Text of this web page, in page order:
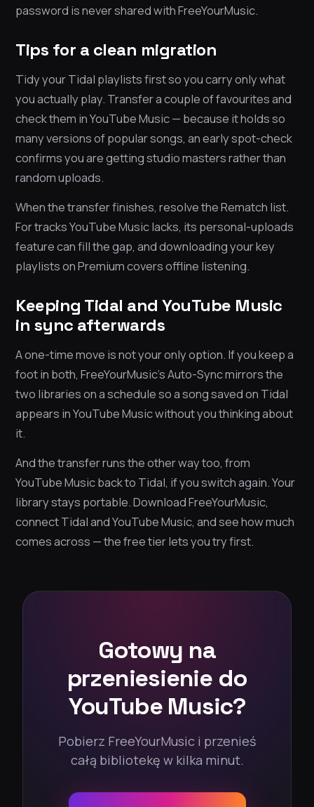
password is never shared with FreeYourMusic.
Tips for a clean migration
Tidy your Tidal playlists first so you carry only what
you actually play. Transfer a couple of favourites and
check them in YouTube Music — because it holds so
many versions of popular songs, an early spot-check
confirms you are getting studio masters rather than
random uploads.
When the transfer finishes, resolve the Rematch list.
For tracks YouTube Music lacks, its personal-uploads
feature can fill the gap, and downloading your key
playlists on Premium covers offline listening.
Keeping Tidal and YouTube Music
in sync afterwards
A one-time move is not your only option. If you keep a
foot in both, FreeYourMusic’s Auto-Sync mirrors the
two libraries on a schedule so a song saved on Tidal
appears in YouTube Music without you thinking about
it.
And the transfer runs the other way too, from
YouTube Music back to Tidal, if you switch again. Your
library stays portable. Download FreeYourMusic,
connect Tidal and YouTube Music, and see how much
comes across — the free tier lets you try first.
Gotowy na
przeniesienie do
YouTube Music?
Pobierz FreeYourMusic i przenieś
całą bibliotekę w kilka minut.